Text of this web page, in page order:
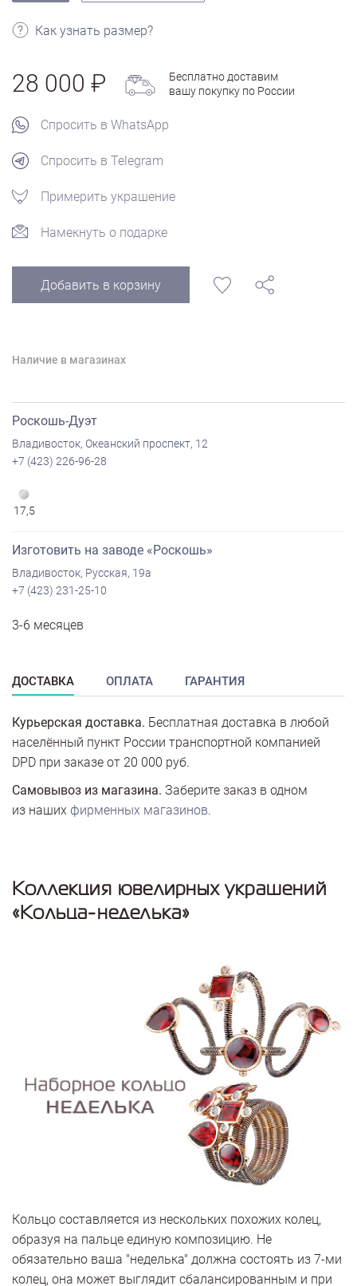
Как узнать размер?
28 000
Бесплатно доставим
вашу покупку по России
Спросить в WhatsApp
Спросить в Telegram
Примерить украшение
Намекнуть о подарке
Добавить в корзину
Наличие в магазинах
Роскошь-Дуэт
Владивосток, Океанский проспект, 12
+7 (423) 226-96-28
17,5
Изготовить на заводе «Роскошь»
Владивосток, Русская, 19а
+7 (423) 231-25-10
3-6 месяцев
ДОСТАВКА ОПЛАТА ГАРАНТИЯ
Курьерская доставка. Бесплатная доставка в любой
населённый пункт России транспортной компанией
DPD при заказе от 20 000 руб.
Самовывоз из магазина. Заберите заказ в одном
из наших фирменных магазинов.
Коллекция ювелирных украшений
«Кольца-неделька»
Кольцо составляется из нескольких похожих колец,
образуя на пальце единую композицию. Не
обязательно ваша "неделька" должна состоять из 7-ми
колец, она может выглядит сбалансированным и при